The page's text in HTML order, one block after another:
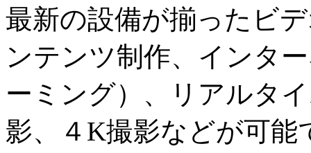
最新の設備が揃ったビ
ンテンツ制作、インタ
ーミング）、リアルタ
影、４K撮影などが可能